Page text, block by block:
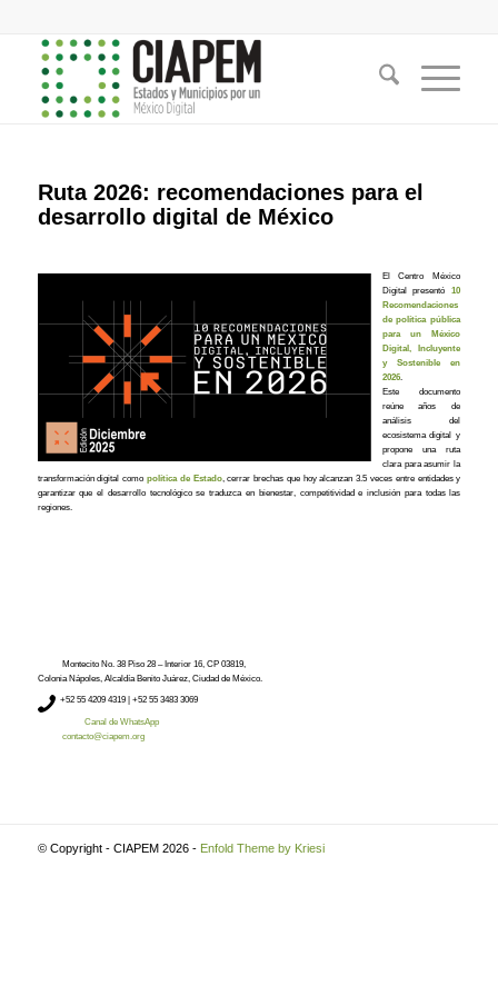
Ruta 2026: recomendaciones para el
desarrollo digital de México
El Centro México
Digital presentó10
Recomendaciones
de política pública
para un México
Digital, Incluyente
y Sostenible en
2026.
Este documento
reúne años de
análisis del
ecosistema digital y
propone una ruta
clara para asumir la
transformación digital como política de Estado, cerrar brechas que hoy alcanzan 3.5 veces entre entidades y
garantizar que el desarrollo tecnológico se traduzca en bienestar, competitividad e inclusión para todas las
regiones.
Montecito No. 38 Piso 28 – Interior 16, CP 03819,
Colonia Nápoles, Alcaldía Benito Juárez, Ciudad de México.
+52 55 4209 4319 | +52 55 3483 3069
Canal de WhatsApp
contacto@ciapem.org
© Copyright - CIAPEM 2026 - Enfold Theme by Kriesi